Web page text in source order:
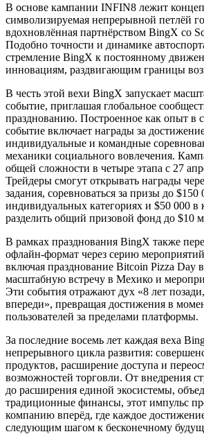
В основе кампании INFIN8 лежит
символизируемая непрерывной петлёй
вдохновлённая партнёрством BingX со
Подобно точности и динамике
стремление BingX к постоянному
инновациям, раздвигающим границы
В честь этой вехи BingX запускает
событие, приглашая глобальное
празднованию. Построенное как опыт в
событие включает награды за
индивидуальные и командные
механики социального вовлечения.
общей сложности в четыре этапа с 27
Трейдеры смогут открывать награды
задания, соревноваться за призы до $150
индивидуальных категориях и $50 000 в
разделить общий призовой фонд до $10
В рамках празднования BingX также
офлайн-формат через серию
включая празднование Bitcoin Pizza Day
масштабную встречу в Мехико и
Эти события отражают дух «8 лет
впереди», превращая достижения в
пользователей за пределами платформы.
За последние восемь лет каждая веха
непрерывного цикла развития:
продуктов, расширение доступа и
возможностей торговли. От внедрения
до расширения единой экосистемы,
традиционные финансы, этот импульс
компанию вперёд, где каждое
следующим шагом к бесконечному